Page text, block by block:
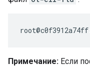
Примечание: Если